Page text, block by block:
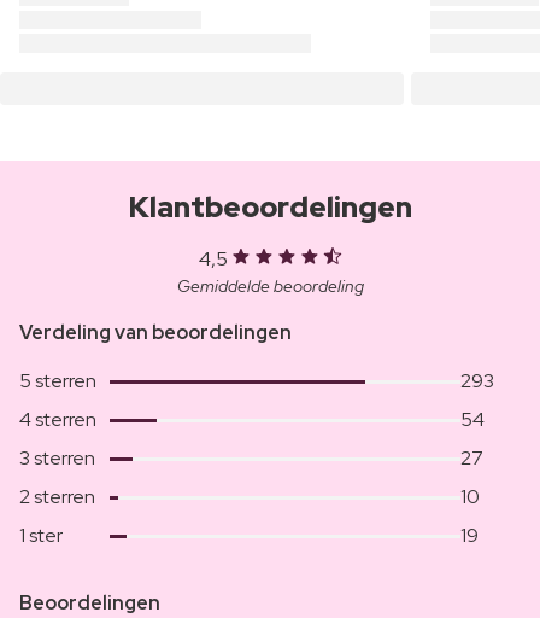
Klantbeoordelingen
4,5
Gemiddelde beoordeling
Verdeling van beoordelingen
5 sterren
293
4 sterren
54
3 sterren
27
2 sterren
10
1 ster
19
Beoordelingen